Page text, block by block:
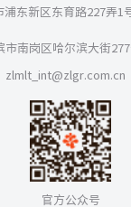
浦东新区东育路227弄1
市南岗区哈尔滨大街
zlmlt_int@zlgr.com.cn
官方公众号